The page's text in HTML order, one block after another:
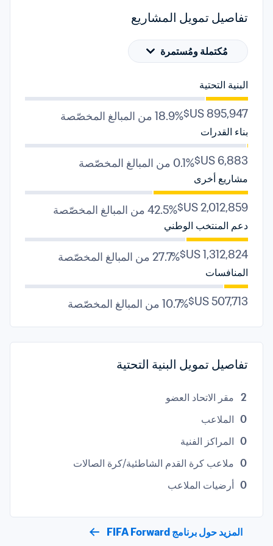
تفاصيل تمويل المشاريع
مُكتملة ومُستمرة
البنية التحتية
18.9% من المبالغ المخصّصة
بناء القدرات
0.1% من المبالغ المخصّصة
مشاريع أخرى
42.5% من المبالغ المخصّصة
دعم المنتخب الوطني
27.7% من المبالغ المخصّصة
المنافسات
10.7% من المبالغ المخصّصة
تفاصيل تمويل البنية التحتية
2 مقر الاتحاد العضو
0 الملاعب
0 المراكز الفنية
0 ملاعب كرة القدم الشاطئية/كرة الصالات
0 أرضيات الملاعب
المزيد حول برنامج FIFA Forward